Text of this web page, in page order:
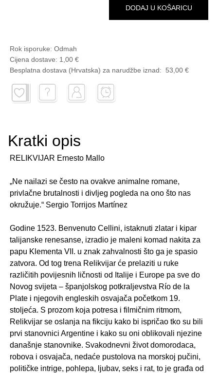
DODAJ U KOŠARICU
Rok isporuke: Odmah
Cijena dostave: 1,00 €
Besplatna dostava (Hrvatska) za narudžbe iznad: 53,00 €
Kratki opis
RELIKVIJAR Ernesto Mallo
„Ne nailazi se često na ovakve animalne romane,
privlačne brutalnosti i divljeg pogleda na ono što nas
okružuje.“ Sergio Torrijos Martínez
Godine 1523. Benvenuto Cellini, istaknuti zlatar i kipar
talijanske renesanse, izradio je maleni komad nakita za
papu Klementa VII. u znak zahvalnosti što ga je spasio
zatvora. Od tog trena Relikvijar će prelaziti u ruke
različitih povijesnih ličnosti od Italije i Europe pa sve do
Novog svijeta – španjolskog potkraljevstva Río de la
Plate i njegovih engleskih osvajača početkom 19.
stoljeća. S prozom koja potresa i filmičnim ritmom,
Relikvijar se oslanja na fikciju kako bi ispričao tko su bili
prvi stanovnici Argentine i kako su oni oblikovali njezine
današnje stanovnike. Svakodnevni život domorodaca,
robova i osvajača, nedaće pustolova na morskoj pučini,
političke intrige, pohlepa, ljubav, seks i rat, to je građa od